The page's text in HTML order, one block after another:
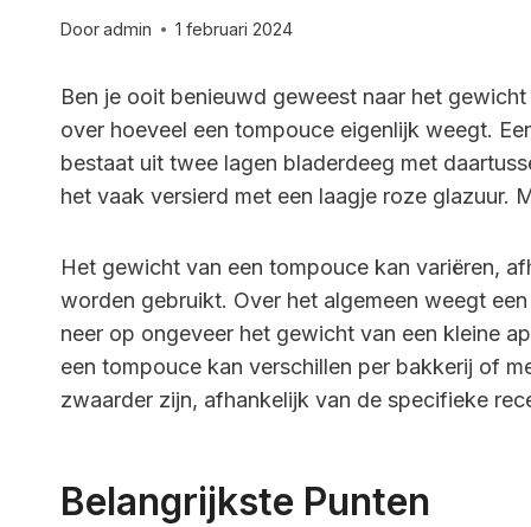
Dooradmin 1 februari 2024
Ben je ooit benieuwd geweest naar het
over hoeveel een tompouce eigenlijk weegt.
bestaat uit twee lagen bladerdeeg met
het vaak versierd met een laagje roze glazuur.
Het gewicht van een tompouce kan variëren,
worden gebruikt. Over het algemeen weegt
neer op ongeveer het gewicht van een kleine
een tompouce kan verschillen per bakkerij of
zwaarder zijn, afhankelijk van de specifieke
Belangrijkste Punten